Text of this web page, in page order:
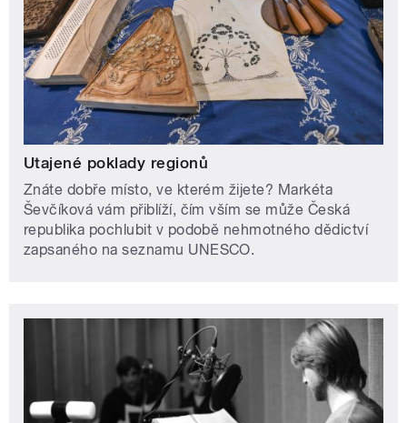
Utajené poklady regionů
Znáte dobře místo, ve kterém žijete? Markéta
Ševčíková vám přiblíží, čím vším se může Česká
republika pochlubit v podobě nehmotného dědictví
zapsaného na seznamu UNESCO.